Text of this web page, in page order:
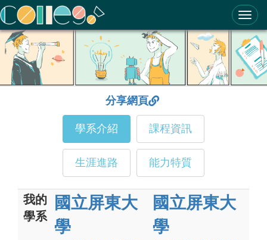
ColleGo! 大學選才與高中育才輔助系統
分享網頁
學系介紹 課程資訊
生涯進路 能力特質
我的
學系
國立屏東大
學
國立屏東大
學